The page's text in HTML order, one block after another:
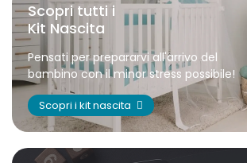
Scopri tutti i
Kit Nascita
Pensati per prepararvi all'arrivo del
bambino con il minor stress possibile!
Scopri i kit nascita